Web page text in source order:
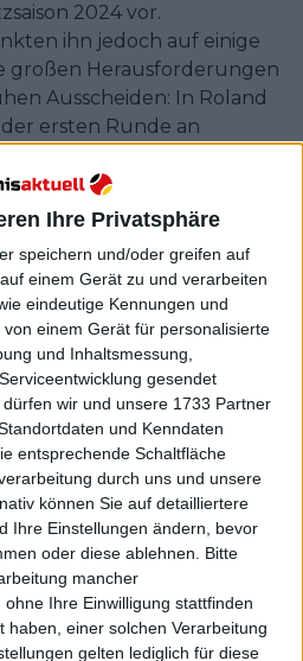
Ihre Privatsphäre
speichern und/oder greifen auf
einem Gerät zu und verarbeiten
eindeutige Kennungen und
einem Gerät für personalisierte
und Inhaltsmessung,
gesendet
wir und unsere 1733 Partner
und Kenndaten
entsprechende Schaltfläche
durch uns und unsere
können Sie auf detailliertere
Ihre Einstellungen ändern, bevor
oder diese ablehnen.
Bitte
mancher
Ihre Einwilligung stattfinden
haben, einer solchen Verarbeitung
gelten lediglich für diese
2024 vor.
ihn jedoch auf einige
großen Herausforderungen
Ausscheiden: In Roland
ersten Runde an
Novak Djokovic
demDavis Cup-Finale,
Nadal ein Trainer
Marion Bartoli äußert
Weg nach der
überschatten seine
eine außergewöhnliche
22 Majors und 36
über 200 Wochen lang
(über 600 Wochen in den